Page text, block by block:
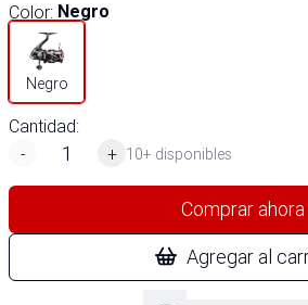
Color: Negro
Negro
Cantidad:
-
+ 10+ disponibles
Comprar ahora
Agregar al